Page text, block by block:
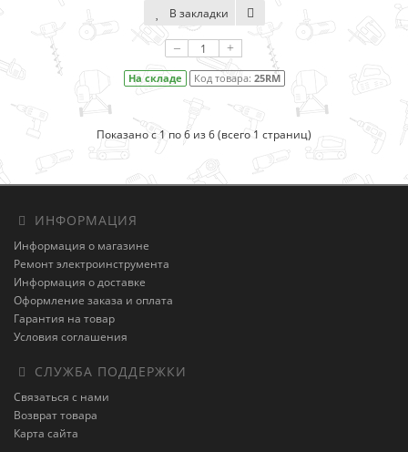
В закладки
– +
На складе Код товара: 25RM
Показано с 1 по 6 из 6 (всего 1 страниц)
ИНФОРМАЦИЯ
Информация о магазине
Ремонт электроинструмента
Информация о доставке
Оформление заказа и оплата
Гарантия на товар
Условия соглашения
СЛУЖБА ПОДДЕРЖКИ
Связаться с нами
Возврат товара
Карта сайта